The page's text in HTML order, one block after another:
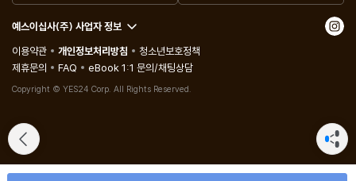
예스이십사(주) 사업자 정보
이용약관
개인정보처리방침
청소년보호정책
제휴문의
FAQ eBook 1:1 문의/채팅상담
Copyright © YES24 Corp. All Rights Reserved.